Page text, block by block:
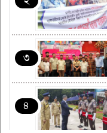
৩
৪